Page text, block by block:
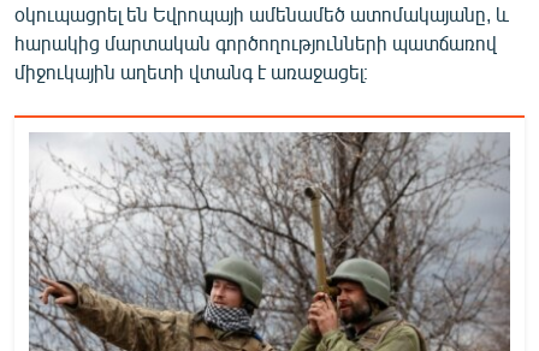
օկուպացրել են Եվրոպայի ամենամեծ ատոմակայանը, և
հարակից մարտական գործողությունների պատճառով
միջուկային աղետի վտանգ է առաջացել։